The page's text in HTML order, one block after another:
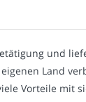
und
Land
Vorteile mit